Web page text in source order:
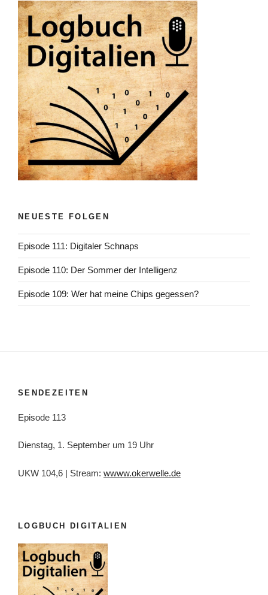
NEUESTE FOLGEN
Episode 111: Digitaler Schnaps
Episode 110: Der Sommer der Intelligenz
Episode 109: Wer hat meine Chips gegessen?
SENDEZEITEN
Episode 113
Dienstag, 1. September um 19 Uhr
UKW 104,6 | Stream: wwww.okerwelle.de
LOGBUCH DIGITALIEN